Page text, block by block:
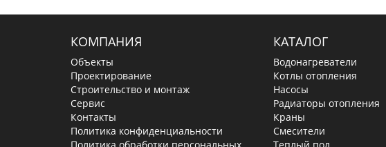
КОМПАНИЯ
Объекты
Проектирование
Строительство и монтаж
Сервис
Контакты
Политика конфиденциальности
КАТАЛОГ
Водонагреватели
Котлы отопления
Насосы
Радиаторы отопления
Краны
Смесители